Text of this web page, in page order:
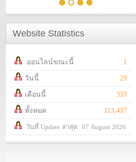
Website Statistics
ออนไลน์ขณะนี้ 1
วันนี้ 29
เดือนนี้ 333
ทั้งหมด 113,437
วันที่ Update ล่าสุด 07 August 2026